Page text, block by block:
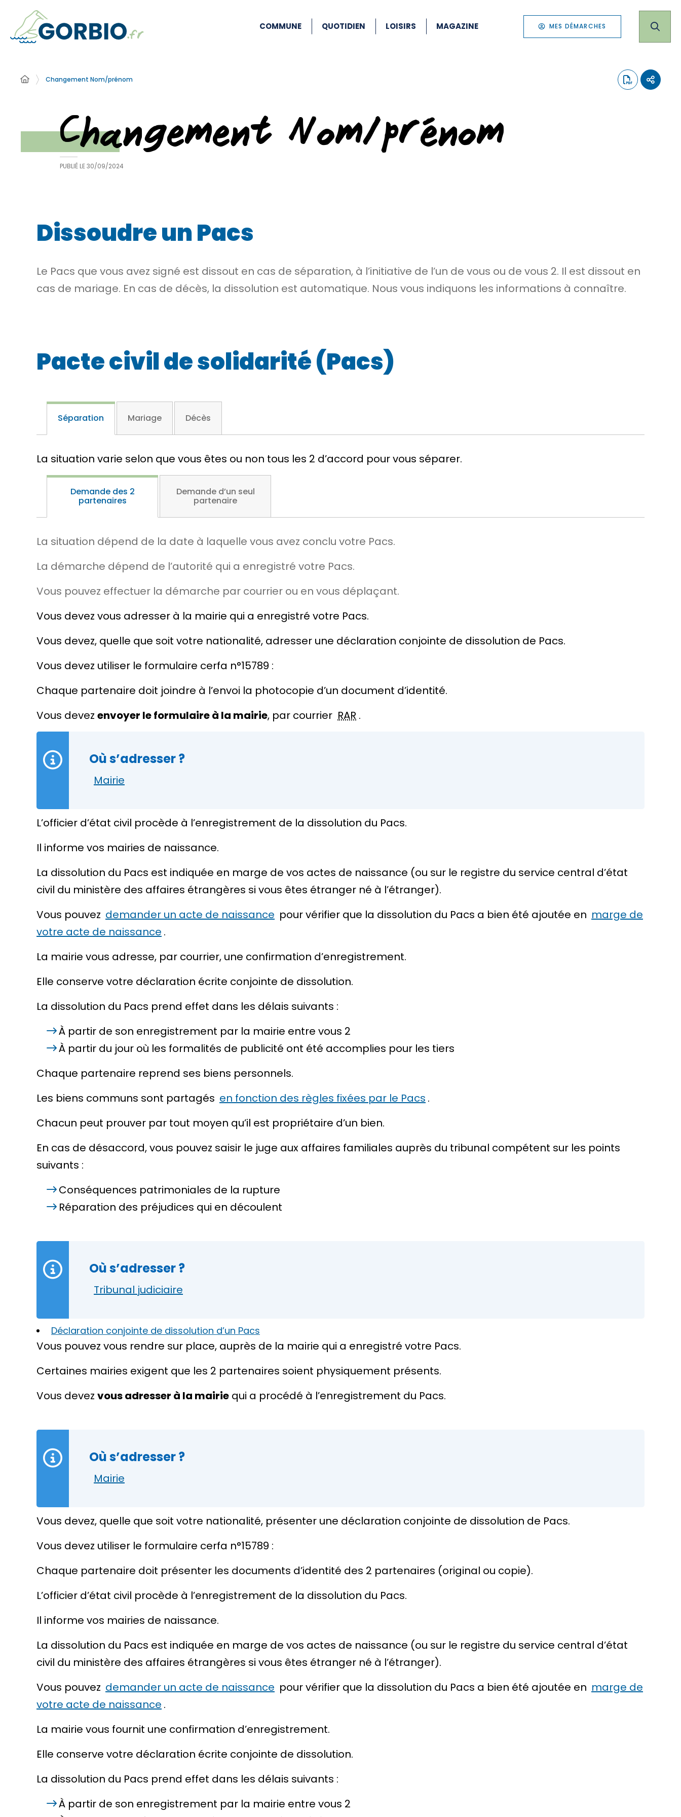
COMMUNE QUOTIDIEN LOISIRS MAGAZINE MES DÉMARCHES
Changement Nom/prénom
Changement Nom/prénom
PUBLIÉ LE30/09/2024
Dissoudre un Pacs
Le Pacs que vous avez signé est dissout en cas de séparation, à l’initiative de l’un de vous ou de vous 2. Il est dissout en
cas de mariage. En cas de décès, la dissolution est automatique. Nous vous indiquons les informations à connaître.
Pacte civil de solidarité (Pacs)
Séparation Mariage Décès
La situation varie selon que vous êtes ou non tous les 2 d’accord pour vous séparer.
Demande des 2
partenaires
Demande d’un seul
partenaire
La situation dépend de la date à laquelle vous avez conclu votre Pacs.
La démarche dépend de l’autorité qui a enregistré votre Pacs.
Vous pouvez effectuer la démarche par courrier ou en vous déplaçant.
Vous devez vous adresser à la mairie qui a enregistré votre Pacs.
Vous devez, quelle que soit votre nationalité, adresser une déclaration conjointe de dissolution de Pacs.
Vous devez utiliser le formulaire cerfa n°15789 :
Chaque partenaire doit joindre à l’envoi la photocopie d’un document d’identité.
Vous devez envoyer le formulaire à la mairie, par courrier RAR .
Où s’adresser ?
Mairie
L’officier d’état civil procède à l’enregistrement de la dissolution du Pacs.
Il informe vos mairies de naissance.
La dissolution du Pacs est indiquée en marge de vos actes de naissance (ou sur le registre du service central d’état
civil du ministère des affaires étrangères si vous êtes étranger né à l’étranger).
Vous pouvez demander un acte de naissance pour vérifier que la dissolution du Pacs a bien été ajoutée en marge de
votre acte de naissance .
La mairie vous adresse, par courrier, une confirmation d’enregistrement.
Elle conserve votre déclaration écrite conjointe de dissolution.
La dissolution du Pacs prend effet dans les délais suivants :
À partir de son enregistrement par la mairie entre vous 2
À partir du jour où les formalités de publicité ont été accomplies pour les tiers
Chaque partenaire reprend ses biens personnels.
Les biens communs sont partagés en fonction des règles fixées par le Pacs .
Chacun peut prouver par tout moyen qu’il est propriétaire d’un bien.
En cas de désaccord, vous pouvez saisir le juge aux affaires familiales auprès du tribunal compétent sur les points
suivants :
Conséquences patrimoniales de la rupture
Réparation des préjudices qui en découlent
Où s’adresser ?
Tribunal judiciaire
Déclaration conjointe de dissolution d’un Pacs
Vous pouvez vous rendre sur place, auprès de la mairie qui a enregistré votre Pacs.
Certaines mairies exigent que les 2 partenaires soient physiquement présents.
Vous devez vous adresser à la mairie qui a procédé à l’enregistrement du Pacs.
Où s’adresser ?
Mairie
Vous devez, quelle que soit votre nationalité, présenter une déclaration conjointe de dissolution de Pacs.
Vous devez utiliser le formulaire cerfa n°15789 :
Chaque partenaire doit présenter les documents d’identité des 2 partenaires (original ou copie).
L’officier d’état civil procède à l’enregistrement de la dissolution du Pacs.
Il informe vos mairies de naissance.
La dissolution du Pacs est indiquée en marge de vos actes de naissance (ou sur le registre du service central d’état
civil du ministère des affaires étrangères si vous êtes étranger né à l’étranger).
Vous pouvez demander un acte de naissance pour vérifier que la dissolution du Pacs a bien été ajoutée en marge de
votre acte de naissance .
La mairie vous fournit une confirmation d’enregistrement.
Elle conserve votre déclaration écrite conjointe de dissolution.
La dissolution du Pacs prend effet dans les délais suivants :
À partir de son enregistrement par la mairie entre vous 2